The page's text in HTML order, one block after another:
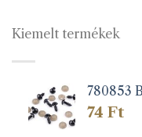
Kiemelt termékek
780853
74 Ft